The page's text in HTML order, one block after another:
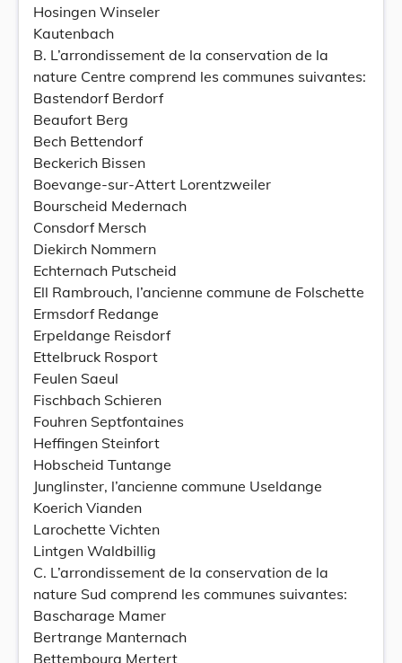
Hosingen Winseler
Kautenbach
B. L’arrondissement de la conservation de la
nature Centre comprend les communes suivantes:
Bastendorf Berdorf
Beaufort Berg
Bech Bettendorf
Beckerich Bissen
Boevange-sur-Attert Lorentzweiler
Bourscheid Medernach
Consdorf Mersch
Diekirch Nommern
Echternach Putscheid
Ell Rambrouch, l’ancienne commune de Folschette
Ermsdorf Redange
Erpeldange Reisdorf
Ettelbruck Rosport
Feulen Saeul
Fischbach Schieren
Fouhren Septfontaines
Heffingen Steinfort
Hobscheid Tuntange
Junglinster, l’ancienne commune Useldange
Koerich Vianden
Larochette Vichten
Lintgen Waldbillig
C. L’arrondissement de la conservation de la
nature Sud comprend les communes suivantes:
Bascharage Mamer
Bertrange Manternach
Bettembourg Mertert